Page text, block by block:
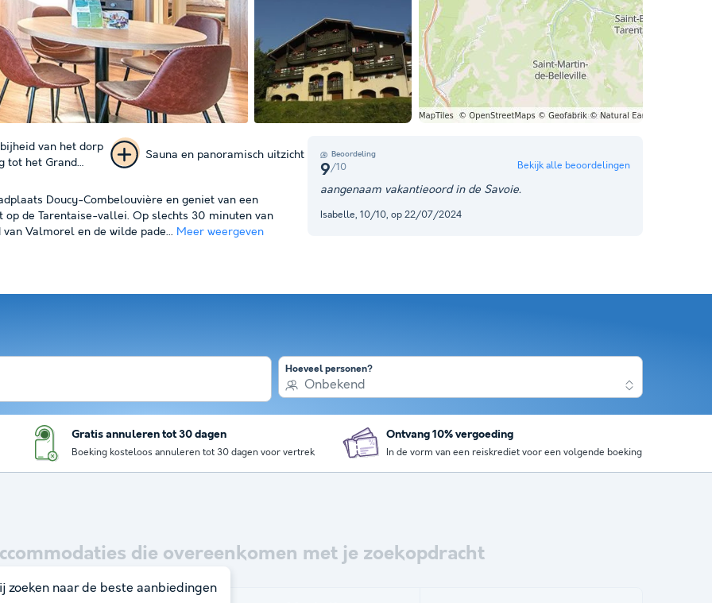
foto's
Beoordeling
9/10 Bekijk alle beoordelingen
aangenaam vakantieoord in de Savoie.
Isabelle, 10/10, op 22/07/2024
van het dorp
tot het Grand
Sauna en panoramisch uitzicht
Doucy-Combelouvière en geniet van een
de Tarentaise-vallei. Op slechts 30 minuten van
Valmorel en de wilde pade... Meer weergeven
Hoeveel personen?
Onbekend
Gratis annuleren tot 30 dagen
Boeking kosteloos annuleren tot 30 dagen voor vertrek
Ontvang 10% vergoeding
In de vorm van een reiskrediet voor een volgende boeking
die overeenkomen met je zoekopdracht
zoeken naar de beste aanbiedingen